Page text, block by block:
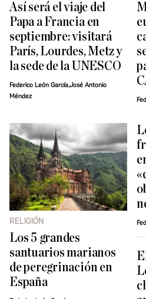
Así será el viaje del
Papa a Francia en
septiembre: visitará
París, Lourdes, Metz y
la sede de la UNESCO
Federico León García,José Antonio
Méndez
RELIGIÓN
Los 5 grandes
santuarios marianos
de peregrinación en
España